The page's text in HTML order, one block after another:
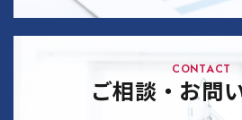
CONTACT
ご相談・お問